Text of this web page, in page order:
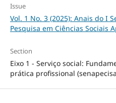
Issue
Vol. 1 No. 3 (2025): Anais do I
Pesquisa em Ciências Sociais
Section
Eixo 1 - Serviço social:
prática profissional